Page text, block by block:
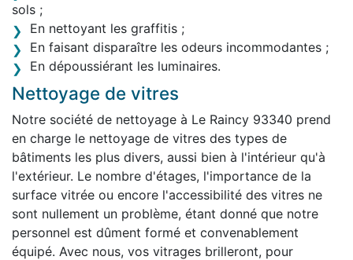
sols ;
En nettoyant les graffitis ;
En faisant disparaître les odeurs incommodantes ;
En dépoussiérant les luminaires.
Nettoyage de vitres
Notre société de nettoyage à Le Raincy 93340 prend
en charge le nettoyage de vitres des types de
bâtiments les plus divers, aussi bien à l'intérieur qu'à
l'extérieur. Le nombre d'étages, l'importance de la
surface vitrée ou encore l'accessibilité des vitres ne
sont nullement un problème, étant donné que notre
personnel est dûment formé et convenablement
équipé. Avec nous, vos vitrages brilleront, pour